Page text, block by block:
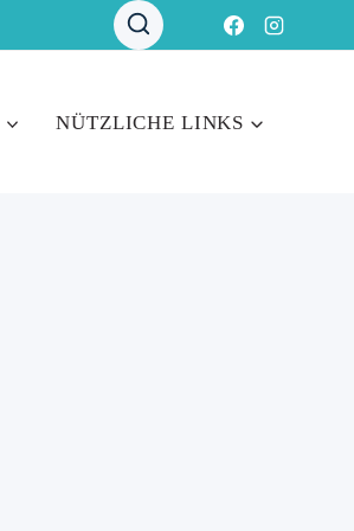
NÜTZLICHE LINKS